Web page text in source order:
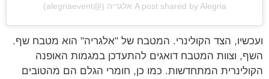
A post shared by Alegria אלגריה (@alegriaevent)
ועכשיו, הצד הקולינרי. המטבח של "אלגריה" הוא מטבח שף.
השף, וצוות המטבח דואגים להתעדכן במגמות האופנה
הקולינרית המתחדשות. כמו כן, חומרי הגלם הם מהטובים